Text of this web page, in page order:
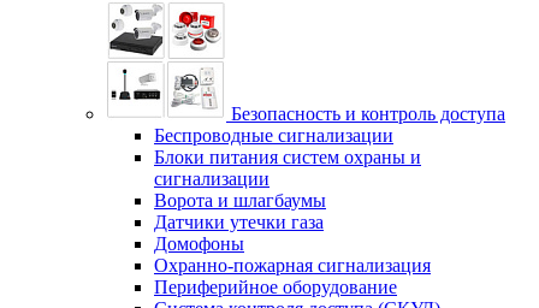
Безопасность и контроль доступа
Беспроводные сигнализации
Блоки питания систем охраны и
сигнализации
Ворота и шлагбаумы
Датчики утечки газа
Домофоны
Охранно-пожарная сигнализация
Периферийное оборудование